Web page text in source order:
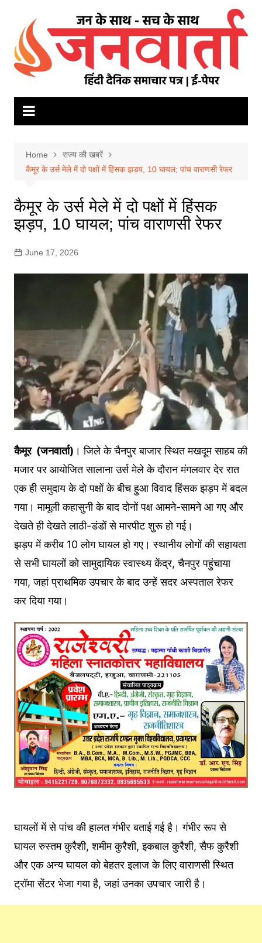
content
Home
राज्य की खबरें
कैमूर के उर्स मेले में दो पक्षों में हिंसक झड़प, 10 घायल; पांच वाराणसी रेफर
कैमूर के उर्स मेले में दो पक्षों में हिंसक
झड़प, 10 घायल; पांच वाराणसी रेफर
June 17, 2026
कैमूर (जनवार्ता) । जिले के चैनपुर बाजार स्थित मखदूम साहब की
मजार पर आयोजित सालाना उर्स मेले के दौरान मंगलवार देर रात
एक ही समुदाय के दो पक्षों के बीच हुआ विवाद हिंसक झड़प में बदल
गया। मामूली कहासुनी के बाद दोनों पक्ष आमने-सामने आ गए और
देखते ही देखते लाठी-डंडों से मारपीट शुरू हो गई।
झड़प में करीब 10 लोग घायल हो गए। स्थानीय लोगों की सहायता
से सभी घायलों को सामुदायिक स्वास्थ्य केंद्र, चैनपुर पहुंचाया
गया, जहां प्राथमिक उपचार के बाद उन्हें सदर अस्पताल रेफर
कर दिया गया।
घायलों में से पांच की हालत गंभीर बताई गई है। गंभीर रूप से
घायल रुस्तम कुरैशी, शमीम कुरैशी, इकबाल कुरैशी, सैफ कुरैशी
और एक अन्य घायल को बेहतर इलाज के लिए वाराणसी स्थित
ट्रॉमा सेंटर भेजा गया है, जहां उनका उपचार जारी है।